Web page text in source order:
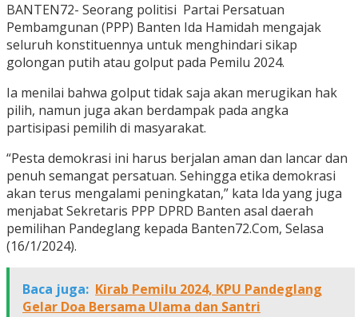
BANTEN72- Seorang politisi Partai Persatuan
Pembamgunan (PPP) Banten Ida Hamidah mengajak
seluruh konstituennya untuk menghindari sikap
golongan putih atau golput pada Pemilu 2024.
Ia menilai bahwa golput tidak saja akan merugikan hak
pilih, namun juga akan berdampak pada angka
partisipasi pemilih di masyarakat.
“Pesta demokrasi ini harus berjalan aman dan lancar dan
penuh semangat persatuan. Sehingga etika demokrasi
akan terus mengalami peningkatan,” kata Ida yang juga
menjabat Sekretaris PPP DPRD Banten asal daerah
pemilihan Pandeglang kepada Banten72.Com, Selasa
(16/1/2024).
Baca juga: Kirab Pemilu 2024, KPU Pandeglang
Gelar Doa Bersama Ulama dan Santri